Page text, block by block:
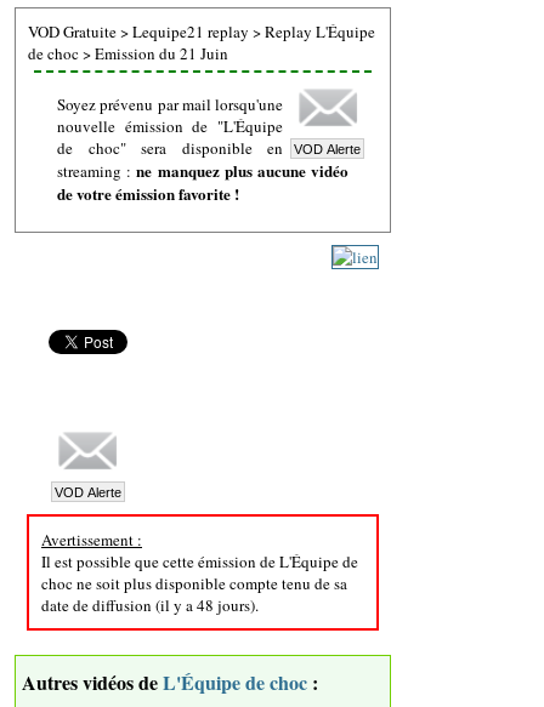
VOD Gratuite>Lequipe21 replay >Replay L'Équipe
de choc>Emission du 21 Juin
Soyez prévenu par mail lorsqu'une
nouvelle émission de "L'Équipe
de choc" sera disponible en
streaming :ne manquez plus aucune vidéo
de votre émission favorite !
Avertissement :
Il est possible que cette émission de L'Équipe de
choc ne soit plus disponible compte tenu de sa
date de diffusion (il y a 48 jours).
Autres vidéos deL'Équipe de choc :